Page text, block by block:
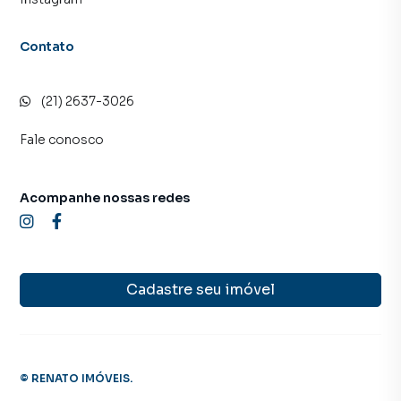
programadores, corretores treinados e uma central de
Contato
(21) 2637-3026
Fale conosco
Cadastre seu imóvel
Acompanhe nossas redes
© RENATO IMÓVEIS.